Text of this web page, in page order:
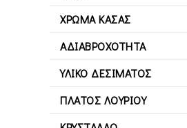
ΧΡΏΜΑ ΚΆΣΑΣ
ΑΔΙΑΒΡΟΧΌΤΗΤΑ
ΥΛΙΚΌ ΔΕΣΊΜΑΤΟΣ
ΠΛΆΤΟΣ ΛΟΥΡΙΟΎ